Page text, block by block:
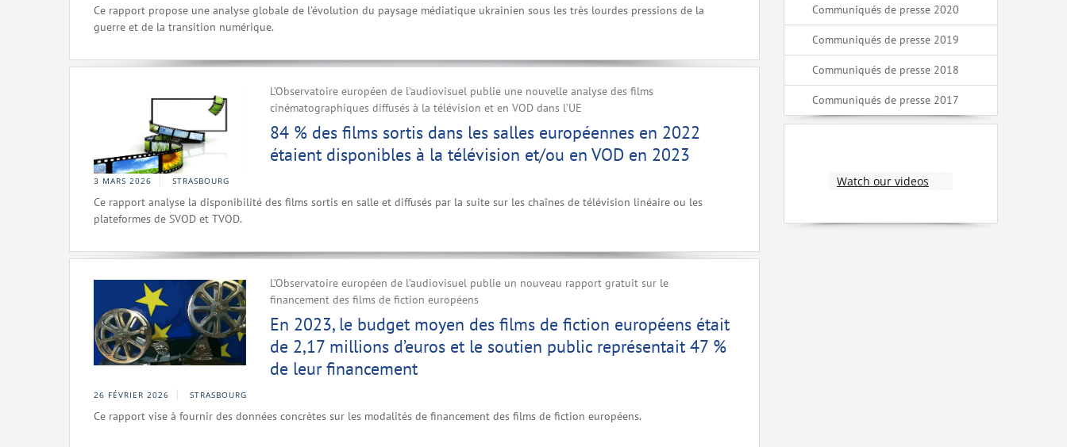
Ce rapport propose une analyse globale de l’évolution du paysage médiatique ukrainien sous les très lourdes pressions de la
guerre et de la transition numérique.
L’Observatoire européen de l’audiovisuel publie une nouvelle analyse des films
cinématographiques diffusés à la télévision et en VOD dans l’UE
84 % des films sortis dans les salles européennes en 2022
étaient disponibles à la télévision et/ou en VOD en 2023
3 MARS 2026 STRASBOURG
Ce rapport analyse la disponibilité des films sortis en salle et diffusés par la suite sur les chaînes de télévision linéaire ou les
plateformes de SVOD et TVOD.
L’Observatoire européen de l’audiovisuel publie un nouveau rapport gratuit sur le
financement des films de fiction européens
En 2023, le budget moyen des films de fiction européens était
de 2,17 millions d’euros et le soutien public représentait 47 %
de leur financement
26 FÉVRIER 2026 STRASBOURG
Ce rapport vise à fournir des données concrètes sur les modalités de financement des films de fiction européens.
Communiqués de presse 2020
Communiqués de presse 2019
Communiqués de presse 2018
Communiqués de presse 2017
Watch our videos